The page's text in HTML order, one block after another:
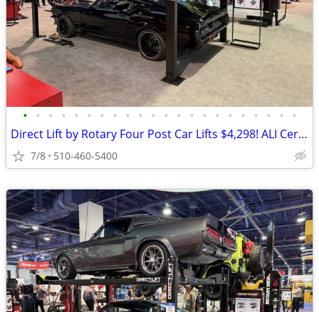
• • • • • • • • • • • • • • • • • • • • • •
Direct Lift by Rotary Four Post Car Lifts $4,298! ALI Certified!
7/8 510-460-5400